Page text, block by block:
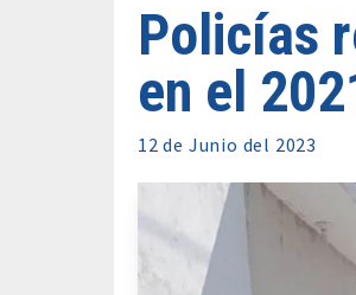
Policías
en el
12 de Junio del 2023